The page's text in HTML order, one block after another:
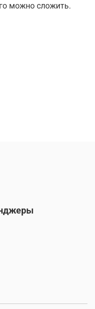
можно сложить.